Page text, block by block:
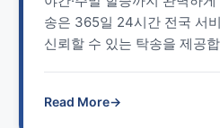
송은 365일 24시간 전국 서
신뢰할 수 있는 탁송을 제공
Read More→